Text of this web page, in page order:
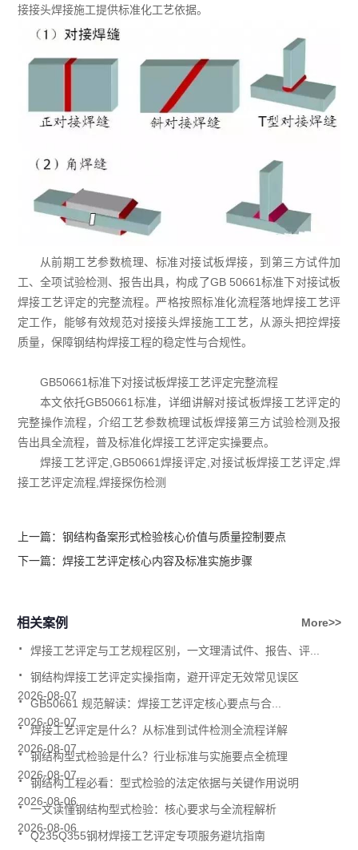
接接头焊接施工提供标准化工艺依据。
从前期工艺参数梳理、标准对接试板焊接，到第三方试件加
工、全项试验检测、报告出具，构成了GB 50661标准下对接试板
焊接工艺评定的完整流程。严格按照标准化流程落地焊接工艺评
定工作，能够有效规范对接接头焊接施工工艺，从源头把控焊接
质量，保障钢结构焊接工程的稳定性与合规性。
GB50661标准下对接试板焊接工艺评定完整流程
本文依托GB50661标准，详细讲解对接试板焊接工艺评定的
完整操作流程，介绍工艺参数梳理试板焊接第三方试验检测及报
告出具全流程，普及标准化焊接工艺评定实操要点。
焊接工艺评定,GB50661焊接评定,对接试板焊接工艺评定,焊
接工艺评定流程,焊接探伤检测
上一篇： 钢结构备案形式检验核心价值与质量控制要点
下一篇： 焊接工艺评定核心内容及标准实施步骤
相关案例 More>>
焊接工艺评定与工艺规程区别，一文理清试件、报告、评...
.
2026-08-07
钢结构焊接工艺评定实操指南，避开评定无效常见误区
.
2026-08-07
GB50661 规范解读：焊接工艺评定核心要点与合...
.
2026-08-07
焊接工艺评定是什么？从标准到试件检测全流程详解
.
2026-08-07
钢结构型式检验是什么？行业标准与实施要点全梳理
.
2026-08-06
钢结构工程必看：型式检验的法定依据与关键作用说明
.
2026-08-06
一文读懂钢结构型式检验：核心要求与全流程解析
.
Q235Q355钢材焊接工艺评定专项服务避坑指南
.